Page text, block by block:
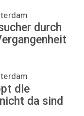
durch
die
da sind